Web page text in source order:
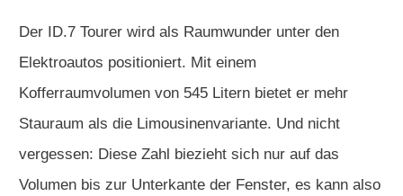
Der ID.7 Tourer wird als Raumwunder unter den
Elektroautos positioniert. Mit einem
Kofferraumvolumen von 545 Litern bietet er mehr
Stauraum als die Limousinenvariante. Und nicht
vergessen: Diese Zahl biezieht sich nur auf das
Volumen bis zur Unterkante der Fenster, es kann also